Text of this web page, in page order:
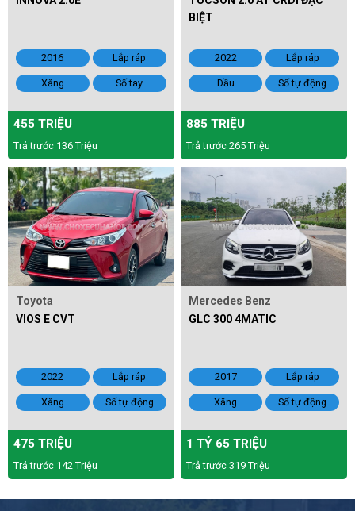
2016 Lắp ráp
Xăng Số tay
455 TRIỆU
Trả trước 136 Triệu
BIỆT
2022 Lắp ráp
Dầu Số tự động
885 TRIỆU
Trả trước 265 Triệu
Toyota
VIOS E CVT
2022 Lắp ráp
Xăng Số tự động
475 TRIỆU
Trả trước 142 Triệu
Mercedes Benz
GLC 300 4MATIC
2017 Lắp ráp
Xăng Số tự động
1 TỶ 65 TRIỆU
Trả trước 319 Triệu